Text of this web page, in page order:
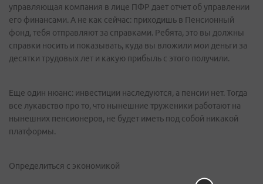
управляющая компания в лице ПФР дает отчет об управлении
его финансами. А не как сейчас: приходишь в Пенсионный
фонд, тебя отправляют за справками. Ребята, это вы должны
справки носить и показывать, куда вы вложили мои деньги за
десятки трудовых лет и какую прибыль с этого получили.
Еще один нюанс: инвестиции наследуются, а пенсии нет. Тогда
все лукавство про то, что нынешние труженики работают на
нынешних пенсионеров, не будет иметь под собой никакой
платформы.
Определиться с экономикой